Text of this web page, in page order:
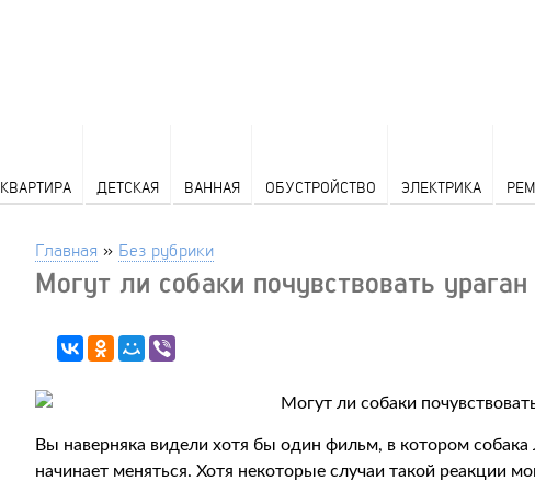
КВАРТИРА ДЕТСКАЯ ВАННАЯ ОБУСТРОЙСТВО ЭЛЕКТРИКА
Главная » Без рубрики
Могут ли собаки почувствовать ураган
Вы наверняка видели хотя бы один фильм, в котором собака
начинает меняться. Хотя некоторые случаи такой реакции